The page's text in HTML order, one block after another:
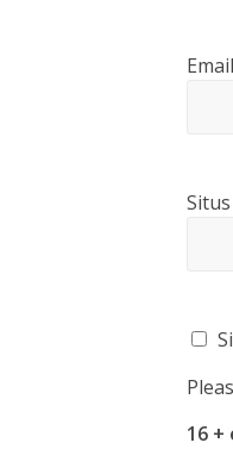
Email
16 +